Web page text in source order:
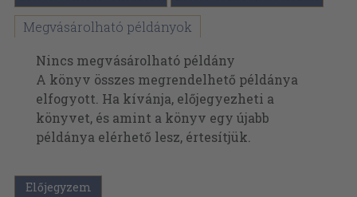
Megvásárolható példányok
Nincs megvásárolható példány
A könyv összes megrendelhető példánya
elfogyott. Ha kívánja, előjegyezheti a
könyvet, és amint a könyv egy újabb
példánya elérhető lesz, értesítjük.
Előjegyzem